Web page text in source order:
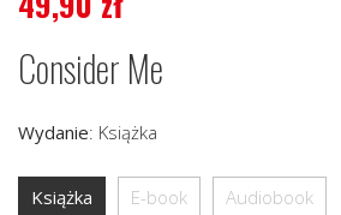
Consider Me
Wydanie: Książka
Książka E-book Audiobook